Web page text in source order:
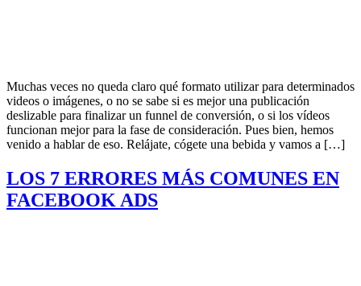
Muchas veces no queda claro qué formato utilizar para determinados
videos o imágenes, o no se sabe si es mejor una publicación
deslizable para finalizar un funnel de conversión, o si los vídeos
funcionan mejor para la fase de consideración. Pues bien, hemos
venido a hablar de eso. Relájate, cógete una bebida y vamos a […]
LOS 7 ERRORES MÁS COMUNES EN
FACEBOOK ADS